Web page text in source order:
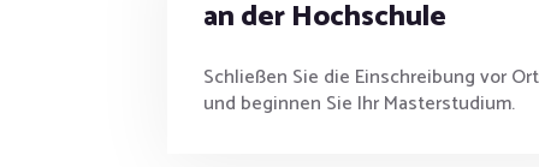
an der Hochschule
Schließen Sie die Einschreibung vor
und beginnen Sie Ihr Masterstudium.